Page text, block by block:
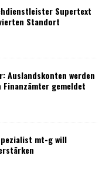
Supertext
Standort
Auslandskonten werden
gemeldet
mt-g will